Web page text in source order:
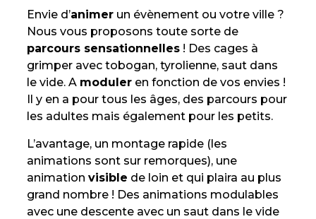
Envie d’animer un évènement ou votre ville ?
Nous vous proposons toute sorte de
parcours sensationnelles ! Des cages à
grimper avec tobogan, tyrolienne, saut dans
le vide. A moduler en fonction de vos envies !
Il y en a pour tous les âges, des parcours pour
les adultes mais également pour les petits.
L’avantage, un montage rapide (les
animations sont sur remorques), une
animation visible de loin et qui plaira au plus
grand nombre ! Des animations modulables
avec une descente avec un saut dans le vide